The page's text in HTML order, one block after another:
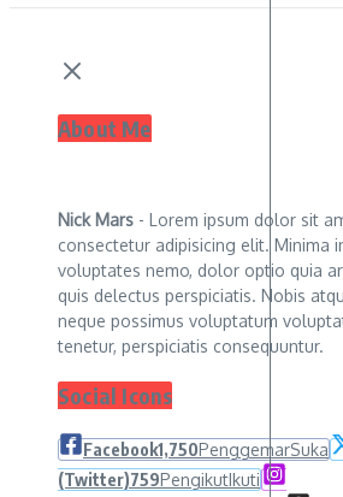
About Me
Nick Mars - Lorem ipsum dolor sit
consectetur adipisicing elit. Minima
voluptates nemo, dolor optio quia
quis delectus perspiciatis. Nobis
neque possimus voluptatum
tenetur, perspiciatis consequuntur.
Social Icons
Facebook1,750PenggemarSuka
(Twitter)759PengikutIkuti